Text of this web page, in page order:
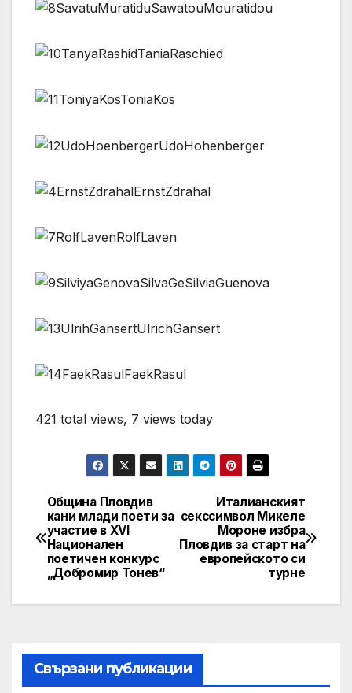
421 total views, 7 views today
Post
navigation
Италианският
секссимвол Микеле
Мороне избра
Пловдив за старт на
европейското си
турне
Община Пловдив
кани млади поети за
участие в XVI
Национален
поетичен конкурс
„Добромир Тонев“
Свързани публикации